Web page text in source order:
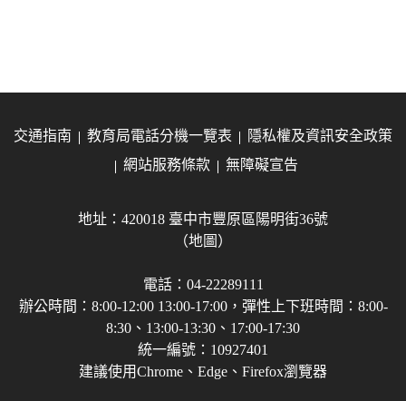
交通指南 教育局電話分機一覽表
隱私權及資訊安全政策
網站服務條款
無障礙宣告
地址：420018 臺中市豐原區陽明街36號
（地圖）
電話：04-22289111
辦公時間：8:00-12:00 13:00-17:00，彈性上下班時間：8:00-
8:30、13:00-13:30、17:00-17:30
統一編號：10927401
建議使用Chrome、Edge、Firefox瀏覽器